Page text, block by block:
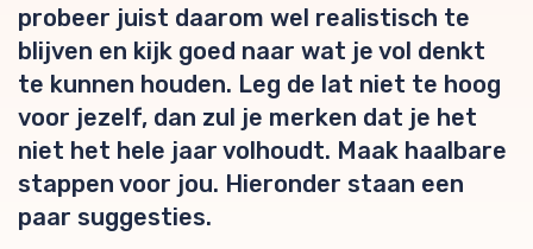
probeer juist daarom wel realistisch te
blijven en kijk goed naar wat je vol denkt
te kunnen houden. Leg de lat niet te hoog
voor jezelf, dan zul je merken dat je het
niet het hele jaar volhoudt. Maak haalbare
stappen voor jou. Hieronder staan een
paar suggesties.